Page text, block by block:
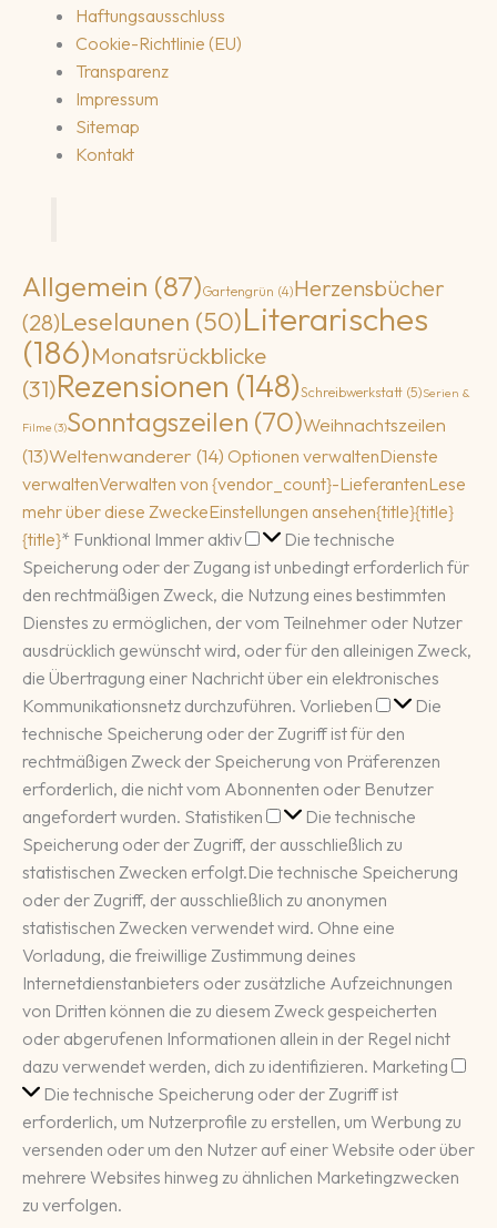
Haftungsausschluss
Cookie-Richtlinie (EU)
Transparenz
Impressum
Sitemap
Kontakt
Allgemein (87)Gartengrün (4)Herzensbücher
(28)Leselaunen (50)Literarisches
(186)Monatsrückblicke
(31)Rezensionen (148)Schreibwerkstatt (5)Serien &
Filme (3)Sonntagszeilen (70)Weihnachtszeilen
(13)Weltenwanderer (14) Optionen verwaltenDienste
verwaltenVerwalten von {vendor_count}-LieferantenLese
mehr über diese ZweckeEinstellungen ansehen{title}{title}
{title}* Funktional Immer aktiv Funktional
Die technische
Speicherung oder der Zugang ist unbedingt erforderlich für
den rechtmäßigen Zweck, die Nutzung eines bestimmten
Dienstes zu ermöglichen, der vom Teilnehmer oder Nutzer
ausdrücklich gewünscht wird, oder für den alleinigen Zweck,
die Übertragung einer Nachricht über ein elektronisches
Kommunikationsnetz durchzuführen. Vorlieben Vorlieben
Die
technische Speicherung oder der Zugriff ist für den
rechtmäßigen Zweck der Speicherung von Präferenzen
erforderlich, die nicht vom Abonnenten oder Benutzer
angefordert wurden. Statistiken Statistiken
Die technische
Speicherung oder der Zugriff, der ausschließlich zu
statistischen Zwecken erfolgt.Die technische Speicherung
oder der Zugriff, der ausschließlich zu anonymen
statistischen Zwecken verwendet wird. Ohne eine
Vorladung, die freiwillige Zustimmung deines
Internetdienstanbieters oder zusätzliche Aufzeichnungen
von Dritten können die zu diesem Zweck gespeicherten
oder abgerufenen Informationen allein in der Regel nicht
dazu verwendet werden, dich zu identifizieren. Marketing
Die technische Speicherung oder der Zugriff ist
erforderlich, um Nutzerprofile zu erstellen, um Werbung zu
versenden oder um den Nutzer auf einer Website oder über
mehrere Websites hinweg zu ähnlichen Marketingzwecken
zu verfolgen.